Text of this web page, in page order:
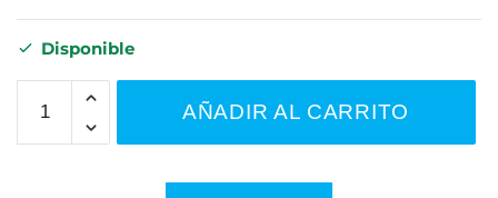
Disponible
AÑADIR AL CARRITO